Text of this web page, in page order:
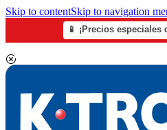
Skip to contentSkip to navigation
📱 ¡Precios